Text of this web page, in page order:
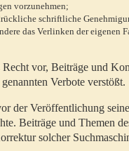
vorzunehmen;
schriftliche
das Verlinken der eigenen
vor, Beiträge und
Verbote verstößt.
der Veröffentlichung
Beiträge und Themen
solcher